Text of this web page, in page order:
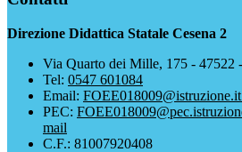
Direzione Didattica Statale Cesena 2
Via Quarto dei Mille, 175 - 47522
Tel: 0547 601084
Email: FOEE018009@istruzione.it
PEC:
mail
C.F.: 81007920408